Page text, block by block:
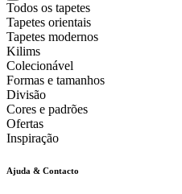
Todos os tapetes
Tapetes orientais
Tapetes modernos
Kilims
Colecionável
Formas e tamanhos
Divisão
Cores e padrões
Ofertas
Inspiração
Ajuda & Contacto